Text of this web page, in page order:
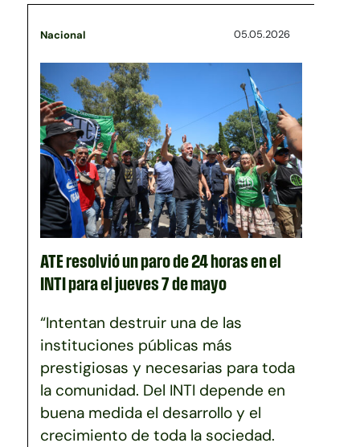
Nacional 05.05.2026
ATE resolvió un paro de 24 horas en el
INTI para el jueves 7 de mayo
“Intentan destruir una de las
instituciones públicas más
prestigiosas y necesarias para toda
la comunidad. Del INTI depende en
buena medida el desarrollo y el
crecimiento de toda la sociedad.